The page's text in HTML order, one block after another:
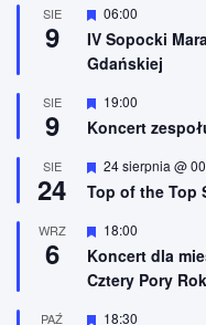
SIE
9
W
y
r
ó
n
o
e
06:00
IV Sopocki
Gdańskiej
SIE
9
W
r
ż
n
o
n
e
19:00
Koncert
SIE
24
W
r
ż
n
o
24 sierpnia @
Top of the Top
WRZ
6
W
r
ó
n
18:00
Koncert dla
Cztery Pory
PAŹ
W
18:30